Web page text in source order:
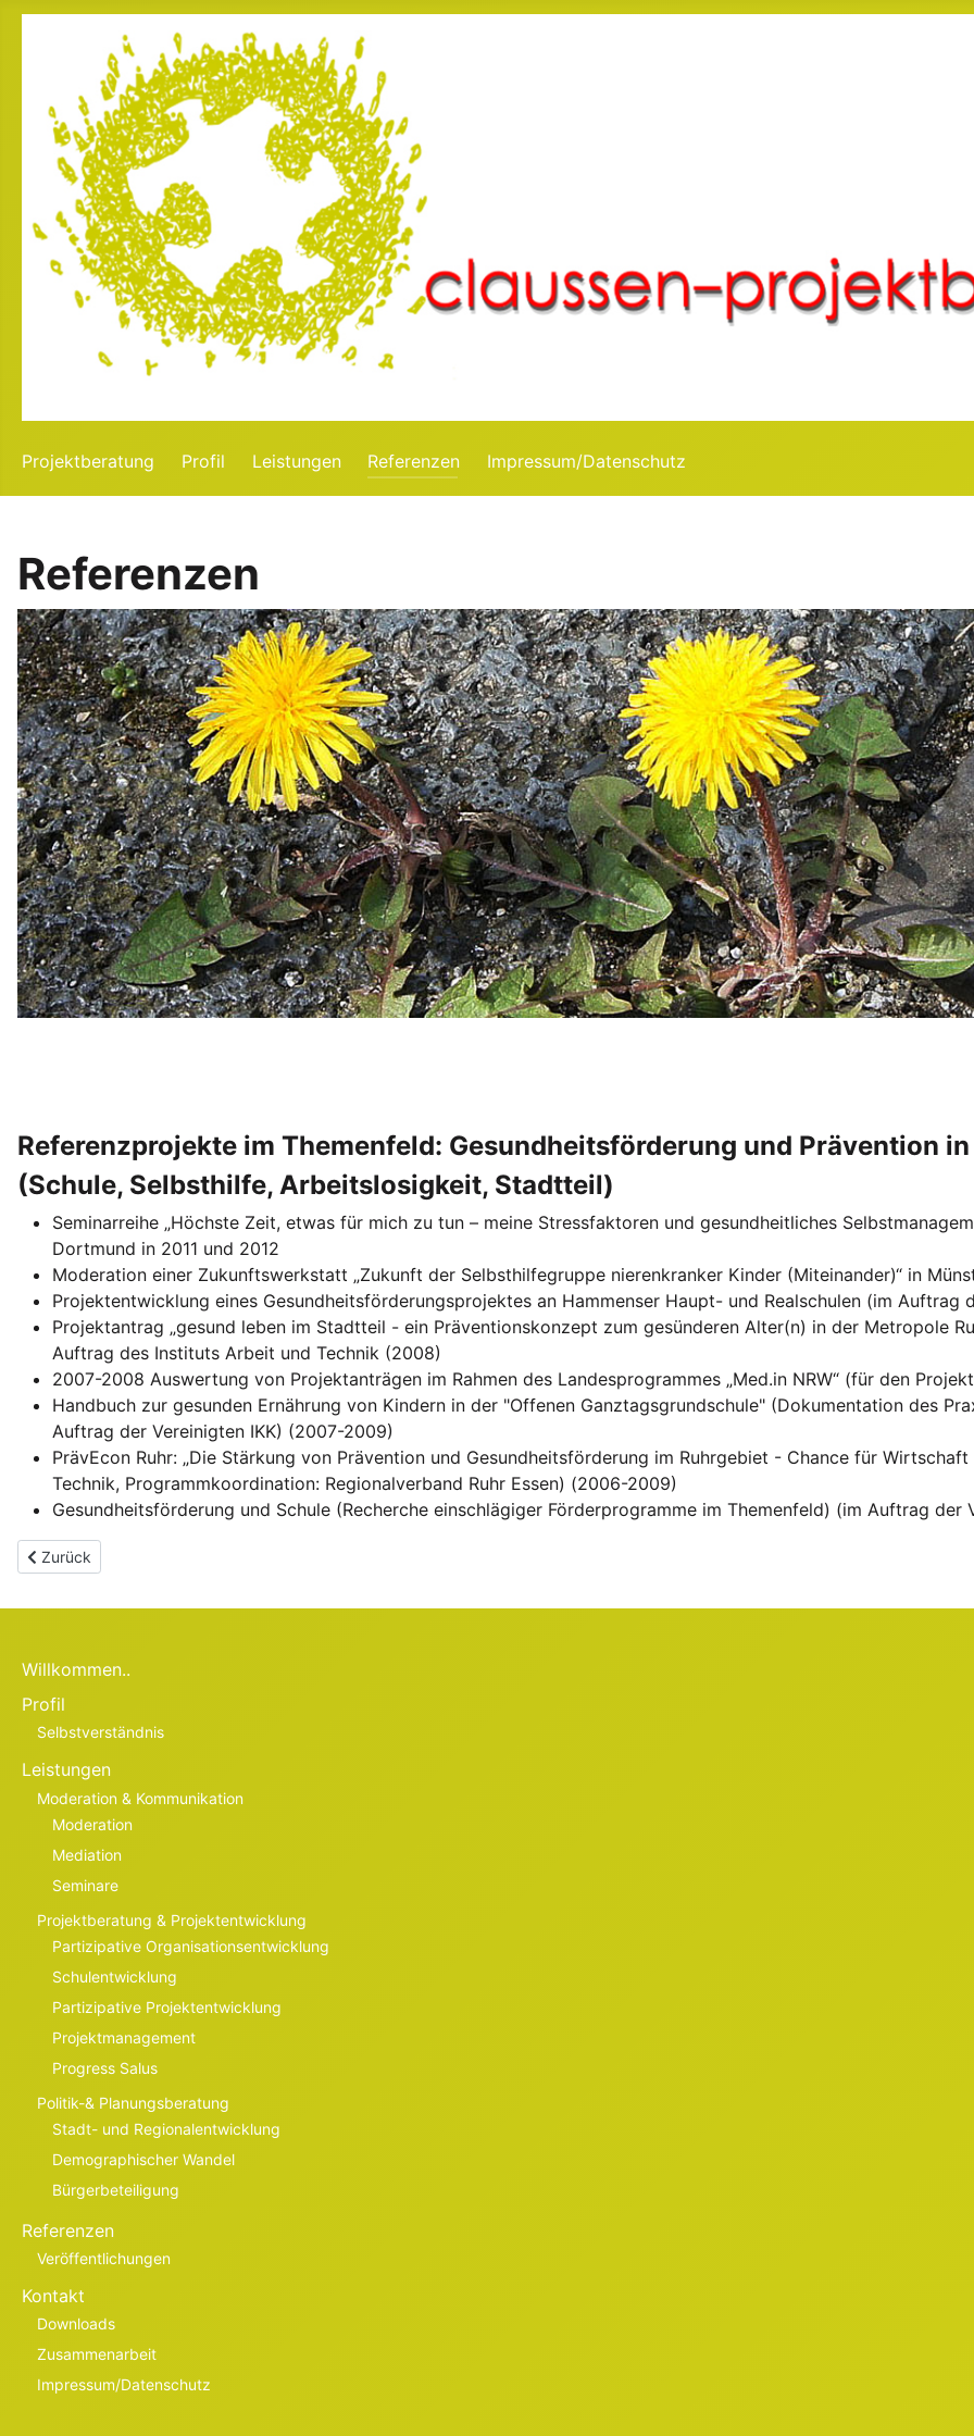
Projektberatung Profil Leistungen Referenzen Impressum/Datenschutz
Referenzen
Referenzprojekte im Themenfeld: Gesundheitsförderung und Prävention
(Schule, Selbsthilfe, Arbeitslosigkeit, Stadtteil)
Seminarreihe „Höchste Zeit, etwas für mich zu tun – meine Stressfaktoren und gesundheitliches
Dortmund in 2011 und 2012
Moderation einer Zukunftswerkstatt „Zukunft der Selbsthilfegruppe nierenkranker Kinder (Miteinander)“ in
Projektentwicklung eines Gesundheitsförderungsprojektes an Hammenser Haupt- und Realschulen (im Auftrag
Projektantrag „gesund leben im Stadtteil - ein Präventionskonzept zum gesünderen Alter(n) in der Metropole
Auftrag des Instituts Arbeit und Technik (2008)
2007-2008 Auswertung von Projektanträgen im Rahmen des Landesprogrammes „Med.in NRW“ (für den
Handbuch zur gesunden Ernährung von Kindern in der "Offenen Ganztagsgrundschule" (Dokumentation des
Auftrag der Vereinigten IKK) (2007-2009)
PrävEcon Ruhr: „Die Stärkung von Prävention und Gesundheitsförderung im Ruhrgebiet - Chance für
Technik, Programmkoordination: Regionalverband Ruhr Essen) (2006-2009)
Gesundheitsförderung und Schule (Recherche einschlägiger Förderprogramme im Themenfeld) (im Auftrag der
Vorheriger Beitrag: Förderung von Teilhabe und Empowerment
Zurück
Willkommen..
Profil
Selbstverständnis
Leistungen
Moderation & Kommunikation
Moderation
Mediation
Seminare
Projektberatung & Projektentwicklung
Partizipative Organisationsentwicklung
Schulentwicklung
Partizipative Projektentwicklung
Projektmanagement
Progress Salus
Politik-& Planungsberatung
Stadt- und Regionalentwicklung
Demographischer Wandel
Bürgerbeteiligung
Referenzen
Veröffentlichungen
Kontakt
Downloads
Zusammenarbeit
Impressum/Datenschutz